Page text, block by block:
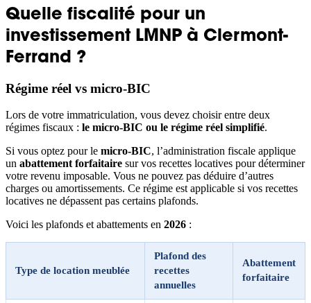
Quelle fiscalité pour un
investissement LMNP à Clermont-
Ferrand ?
Régime réel vs micro-BIC
Lors de votre immatriculation, vous devez choisir entre deux
régimes fiscaux : le micro-BIC ou le régime réel simplifié.
Si vous optez pour le micro-BIC, l’administration fiscale applique
un abattement forfaitaire sur vos recettes locatives pour déterminer
votre revenu imposable. Vous ne pouvez pas déduire d’autres
charges ou amortissements. Ce régime est applicable si vos recettes
locatives ne dépassent pas certains plafonds.
Voici les plafonds et abattements en 2026 :
Type de location meublée
Plafond des
recettes
annuelles
Abattement
forfaitaire